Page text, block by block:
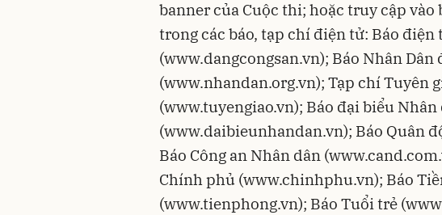
banner của Cuộc thi; hoặc truy cập
trong các báo, tạp chí điện tử: Báo điện
(www.dangcongsan.vn); Báo Nhân Dân
(www.nhandan.org.vn); Tạp chí Tuyên
(www.tuyengiao.vn); Báo đại biểu
(www.daibieunhandan.vn); Báo Quân
Báo Công an Nhân dân
Chính phủ (www.chinhphu.vn); Báo
(www.tienphong.vn); Báo Tuổi trẻ